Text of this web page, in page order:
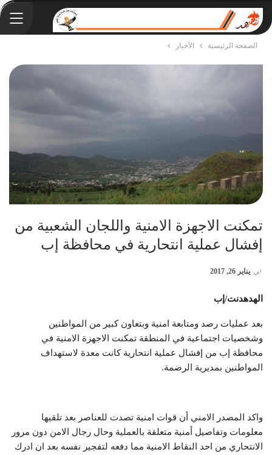
الصفحة الرئيسية الأخبار
تمكنت الاجهزة الامنية واللجان الشعبية من
إفشال عملية انتحارية في محافظة إب
في يناير 26, 2017
الهدهدنت/إب
بعد عمليات رصد ومتابعة امنية وبتعاون كبير من المواطنين
وشخصيات اجتماعية في المنطقة تمكنت الاجهزة الامنية في
محافظة إب من إفشال عملية انتحارية كانت معدة لاستهداف
المواطنين بمديرية الرضمة.
واكد المصدر الامني أن قوات امنية تصدت للعناصر بعد تلقيها
معلومات وتفاصيل أمنية متعلقة بالعملية وحال رجال الامن دون مرور
الانتحاري من احد النقاط الامنية مما دفعه لتفجير نفسه بعد ان ادرك